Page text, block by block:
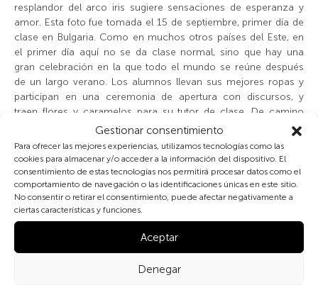
Gestionar consentimiento
Para ofrecer las mejores experiencias, utilizamos tecnologías como las
cookies para almacenar y/o acceder a la información del dispositivo. El
consentimiento de estas tecnologías nos permitirá procesar datos como el
comportamiento de navegación o las identificaciones únicas en este sitio.
No consentir o retirar el consentimiento, puede afectar negativamente a
ciertas características y funciones.
Aceptar
Denegar
resplandor del arco iris sugiere sensaciones de esperanza y
amor. Esta foto fue tomada el 15 de septiembre, primer día de
clase en Bulgaria. Como en muchos otros países del Este, en
el primer día aquí no se da clase normal, sino que hay una
gran celebración en la que todo el mundo se reúne después
de un largo verano. Los alumnos llevan sus mejores ropas y
participan en una ceremonia de apertura con discursos, y
traen flores y caramelos para su tutor de clase. De camino
hacia el parque, todos nos preguntábamos si veríamos a los
niños y niñas después de su breve primer día, pero nuestras
expectativas no se cumplieron y nuestro paseo no se vio
interrumpido.
Aunque nadie del grupo sigue siendo estudiante, todas y todos
valoramos la educación. Tenemos ganas de seguir
aprendiendo cosas nuevas, ya sean lenguas, tecnología u
otras nuevas habilidades. Desgraciadamente, no hay muchos
lugares donde la gente pueda seguir mejorando sus
conocimientos gratis. En Kukuryak, soñamos con más